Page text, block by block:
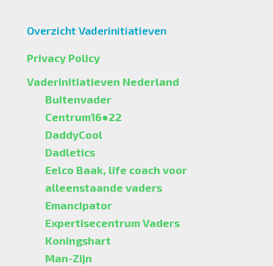
Overzicht Vaderinitiatieven
Privacy Policy
Vaderinitiatieven Nederland
Buitenvader
Centrum16●22
DaddyCool
Dadletics
Eelco Baak, life coach voor
alleenstaande vaders
Emancipator
Expertisecentrum Vaders
Koningshart
Man-Zijn